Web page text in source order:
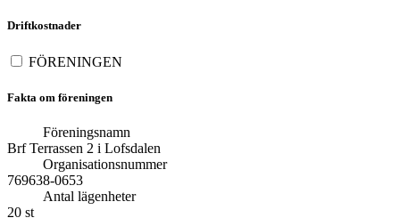
Driftkostnader
FÖRENINGEN
Fakta om föreningen
Föreningsnamn
Brf Terrassen 2 i Lofsdalen
Organisationsnummer
769638-0653
Antal lägenheter
20 st